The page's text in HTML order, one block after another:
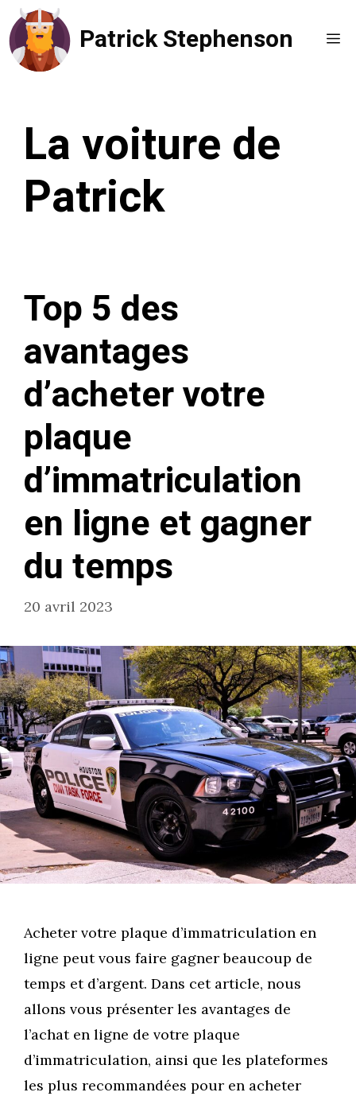
Aller
au
contenu
Patrick Stephenson
La voiture de
Patrick
Top 5 des
avantages
d’acheter votre
plaque
d’immatriculation
en ligne et gagner
du temps
20 avril 2023
Acheter votre plaque d’immatriculation en
ligne peut vous faire gagner beaucoup de
temps et d’argent. Dans cet article, nous
allons vous présenter les avantages de
l’achat en ligne de votre plaque
d’immatriculation, ainsi que les plateformes
les plus recommandées pour en acheter